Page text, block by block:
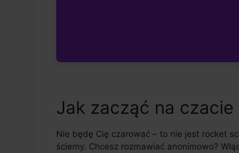
Jak zacząć na czacie
Nie będę Cię czarować – to nie jest rocket
ściemy. Chcesz rozmawiać anonimowo?